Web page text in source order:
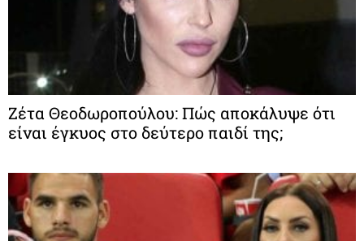
Ζέτα Θεοδωροπούλου: Πώς αποκάλυψε ότι
είναι έγκυος στο δεύτερο παιδί της;